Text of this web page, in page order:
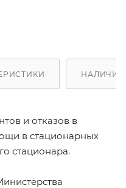
НАЛИЧИЕ
и отказов в
в стационарных
стационара.